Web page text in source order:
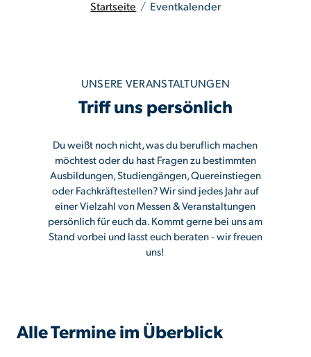
Startseite / Eventkalender
UNSERE VERANSTALTUNGEN
Triff uns persönlich
Du weißt noch nicht, was du beruflich machen
möchtest oder du hast Fragen zu bestimmten
Ausbildungen, Studiengängen, Quereinstiegen
oder Fachkräftestellen? Wir sind jedes Jahr auf
einer Vielzahl von Messen & Veranstaltungen
persönlich für euch da. Kommt gerne bei uns am
Stand vorbei und lasst euch beraten - wir freuen
uns!
Alle Termine im Überblick